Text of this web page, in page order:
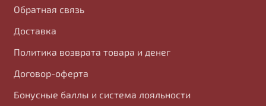
Обратная связь
Доставка
Политика возврата товара и денег
Договор-оферта
Бонусные баллы и система лояльности